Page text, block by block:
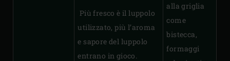
Più fresco è il luppolo
utilizzato, più l’aroma
e sapore del luppolo
entrano in gioco.
alla griglia
come
bistecca,
formaggi